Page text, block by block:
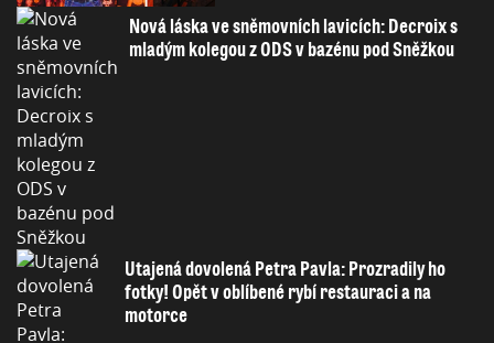
Nová láska ve sněmovních lavicích: Decroix s
mladým kolegou z ODS v bazénu pod Sněžkou
Utajená dovolená Petra Pavla: Prozradily ho
fotky! Opět v oblíbené rybí restauraci a na
motorce